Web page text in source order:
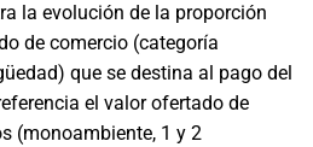
la evolución de la proporción
de comercio (categoría
que se destina al pago del
el valor ofertado de
(monoambiente, 1 y 2